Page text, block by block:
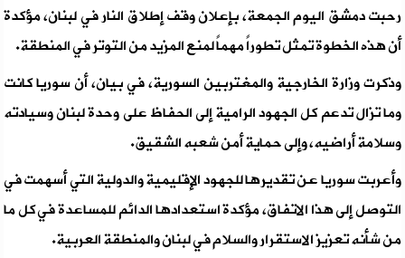
رحبت دمشق اليوم الجمعة، بإعلان وقف إطلاق النار في لبنان، مؤكدة
أن هذه الخطوة تمثل تطوراً مهماً لمنع المزيد من التوتر في المنطقة.
وذكرت وزارة الخارجية والمغتربين السورية، في بيان، أن سوريا كانت
وما تزال تدعم كل الجهود الرامية إلى الحفاظ على وحدة لبنان وسيادته
وسلامة أراضيه، وإلى حماية أمن شعبه الشقيق.
وأعربت سوريا عن تقديرها للجهود الإقليمية والدولية التي أسهمت في
التوصل إلى هذا الاتفاق، مؤكدة استعدادها الدائم للمساعدة في كل ما
من شأنه تعزيز الاستقرار والسلام في لبنان والمنطقة العربية.